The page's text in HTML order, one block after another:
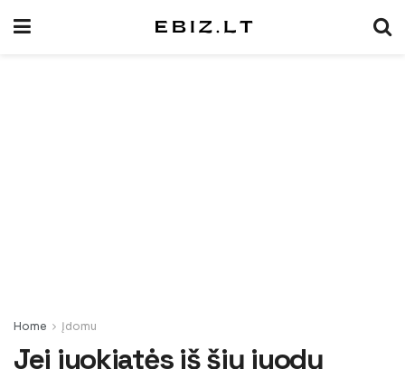
Home Įdomu
Jei juokiatės iš šių juodų